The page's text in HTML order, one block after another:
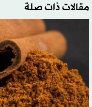
مقالات ذات صلة